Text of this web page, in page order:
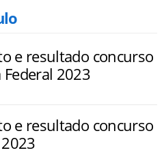
e resultado concurso
Federal 2023
e resultado concurso